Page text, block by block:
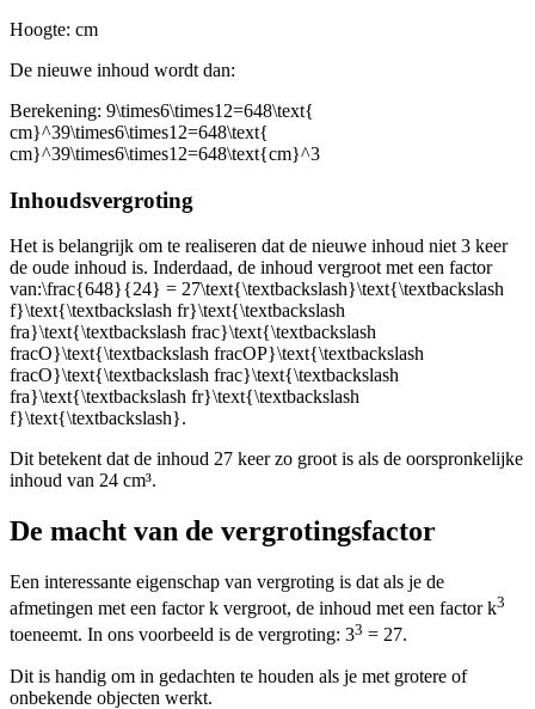
Hoogte: cm
De nieuwe inhoud wordt dan:
Berekening: 9\times6\times12=648\text{
cm}^39\times6\times12=648\text{
cm}^39\times6\times12=648\text{cm}^3
Inhoudsvergroting
Het is belangrijk om te realiseren dat de nieuwe inhoud niet 3 keer
de oude inhoud is. Inderdaad, de inhoud vergroot met een factor
van:\frac{648}{24} = 27\text{\textbackslash}\text{\textbackslash
f}\text{\textbackslash fr}\text{\textbackslash
fra}\text{\textbackslash frac}\text{\textbackslash
fracO}\text{\textbackslash fracOP}\text{\textbackslash
fracO}\text{\textbackslash frac}\text{\textbackslash
fra}\text{\textbackslash fr}\text{\textbackslash
f}\text{\textbackslash}.
Dit betekent dat de inhoud 27 keer zo groot is als de oorspronkelijke
inhoud van 24 cm³.
De macht van de vergrotingsfactor
Een interessante eigenschap van vergroting is dat als je de
afmetingen met een factor k vergroot, de inhoud met een factor k3
toeneemt. In ons voorbeeld is de vergroting: 33 = 27.
Dit is handig om in gedachten te houden als je met grotere of
onbekende objecten werkt.